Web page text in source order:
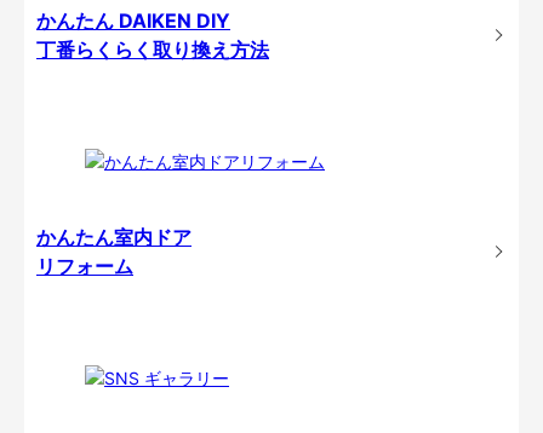
かんたん DAIKEN DIY
丁番らくらく取り換え方法
かんたん室内ドア
リフォーム